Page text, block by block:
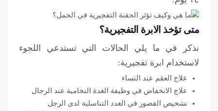
متى تؤخذ الابرة التفجيرية؟
نذكر في ما يلي الحالات التي تستدعي اللجوء
لاستخدام ابرة تفجيرية:
علاج العقم عند النساء
علاج الانخفاض في وظيفة الغدة النخامية عند الرجال
تشخيص القصور في الغدد التناسلية لدى الرجل